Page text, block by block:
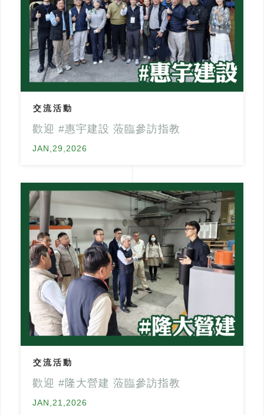
交流活動
歡迎 #惠宇建設 蒞臨參訪指教
JAN,29,2026
交流活動
歡迎 #隆大營建 蒞臨參訪指教
JAN,21,2026